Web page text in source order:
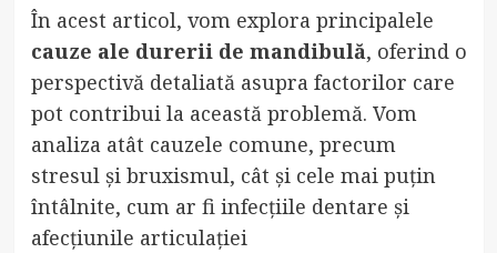
În acest articol, vom explora principalele
cauze ale durerii de mandibulă, oferind o
perspectivă detaliată asupra factorilor care
pot contribui la această problemă. Vom
analiza atât cauzele comune, precum
stresul și bruxismul, cât și cele mai puțin
întâlnite, cum ar fi infecțiile dentare și
afecțiunile articulației